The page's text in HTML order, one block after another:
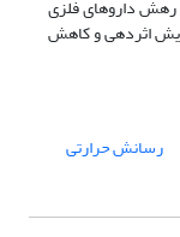
رهش داروهای فلزی
اثردهی و کاهش
رسانش حرارتی